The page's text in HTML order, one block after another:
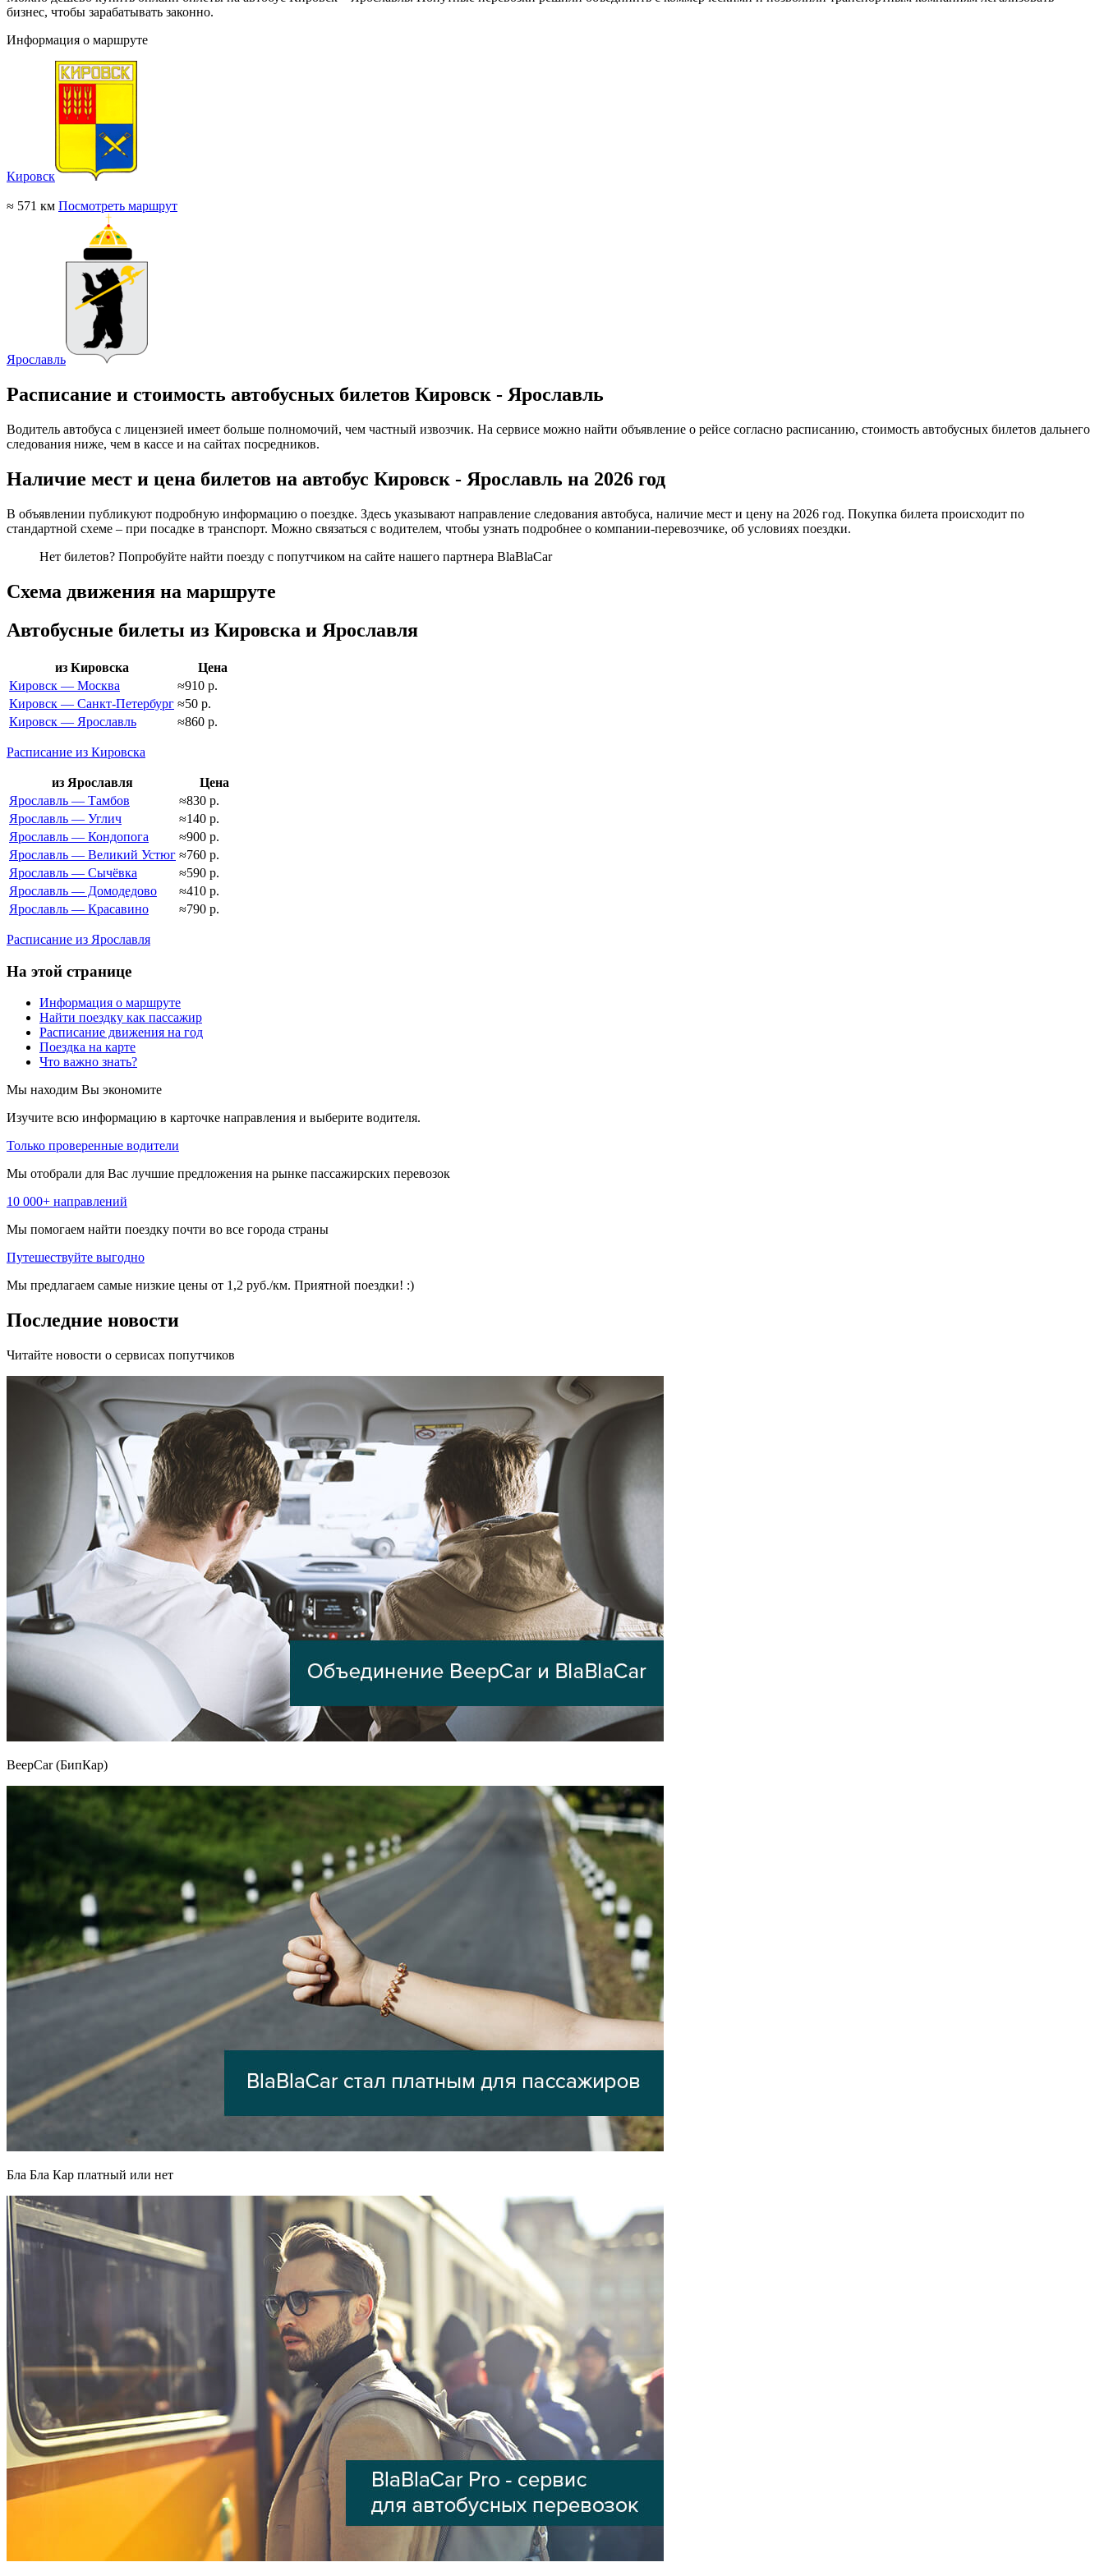
бизнес, чтобы зарабатывать законно.
Информация о маршруте
Кировск
≈ 571 км Посмотреть маршрут
Ярославль
Расписание и стоимость автобусных билетов Кировск - Ярославль
Водитель автобуса с лицензией имеет больше полномочий, чем частный извозчик. На сервисе можно найти объявление о рейсе согласно расписанию, стоимость автобусных билетов дальнего
следования ниже, чем в кассе и на сайтах посредников.
Наличие мест и цена билетов на автобус Кировск - Ярославль на 2026 год
В объявлении публикуют подробную информацию о поездке. Здесь указывают направление следования автобуса, наличие мест и цену на 2026 год. Покупка билета происходит по
стандартной схеме – при посадке в транспорт. Можно связаться с водителем, чтобы узнать подробнее о компании-перевозчике, об условиях поездки.
Нет билетов? Попробуйте найти поезду с попутчиком на сайте нашего партнера BlaBlaCar
Схема движения на маршруте
Автобусные билеты из Кировска и Ярославля
из Кировска
Цена
Кировск — Москва
≈910 р.
Кировск — Санкт-Петербург ≈50 р.
Кировск — Ярославль
≈860 р.
Расписание из Кировска
из Ярославля
Цена
Ярославль — Тамбов
≈830 р.
Ярославль — Углич
≈140 р.
Ярославль — Кондопога
≈900 р.
Ярославль — Великий Устюг ≈760 р.
Ярославль — Сычёвка
≈590 р.
Ярославль — Домодедово
≈410 р.
Ярославль — Красавино
≈790 р.
Расписание из Ярославля
На этой странице
Информация о маршруте
Найти поездку как пассажир
Расписание движения на год
Поездка на карте
Что важно знать?
Мы находим Вы экономите
Изучите всю информацию в карточке направления и выберите водителя.
Только проверенные водители
Мы отобрали для Вас лучшие предложения на рынке пассажирских перевозок
10 000+ направлений
Мы помогаем найти поездку почти во все города страны
Путешествуйте выгодно
Мы предлагаем самые низкие цены от 1,2 руб./км. Приятной поездки! :)
Последние новости
Читайте новости о сервисах попутчиков
BeepCar (БипКар)
Бла Бла Кар платный или нет